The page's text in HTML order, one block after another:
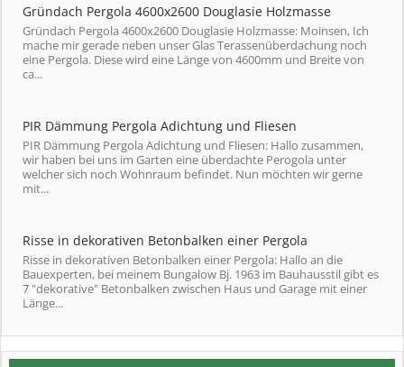
Gründach Pergola 4600x2600 Douglasie Holzmasse
Gründach Pergola 4600x2600 Douglasie Holzmasse: Moinsen, Ich
mache mir gerade neben unser Glas Terassenüberdachung noch
eine Pergola. Diese wird eine Länge von 4600mm und Breite von
ca...
PIR Dämmung Pergola Adichtung und Fliesen
PIR Dämmung Pergola Adichtung und Fliesen: Hallo zusammen,
wir haben bei uns im Garten eine überdachte Perogola unter
welcher sich noch Wohnraum befindet. Nun möchten wir gerne
mit...
Risse in dekorativen Betonbalken einer Pergola
Risse in dekorativen Betonbalken einer Pergola: Hallo an die
Bauexperten, bei meinem Bungalow Bj. 1963 im Bauhausstil gibt es
7 "dekorative" Betonbalken zwischen Haus und Garage mit einer
Länge...